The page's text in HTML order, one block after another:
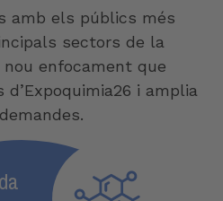
amb els públics més
sectors de la
enfocament que
i amplia